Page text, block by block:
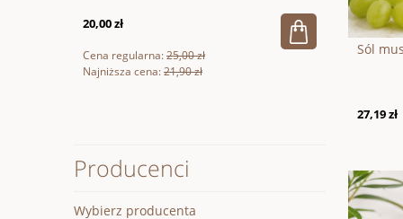
20,00 zł
Cena regularna:25,00 zł
Najniższa cena:21,90 zł
66,60 zł
Cena
Producenci
Wybierz producenta
Sól
27,19 zł